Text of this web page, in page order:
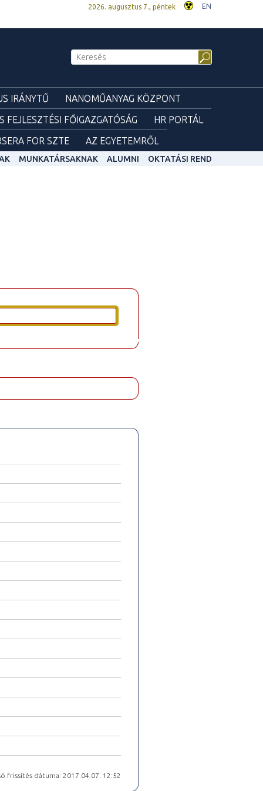
2026. augusztus 7., péntek EN
IRÁNYTŰ
NANOMŰANYAG KÖZPONT
FEJLESZTÉSI FŐIGAZGATÓSÁG
HR PORTÁL
FOR SZTE AZ EGYETEMRŐL
MUNKATÁRSAKNAK ALUMNI OKTATÁSI REND
frissítés dátuma: 2017.04.07. 12:52